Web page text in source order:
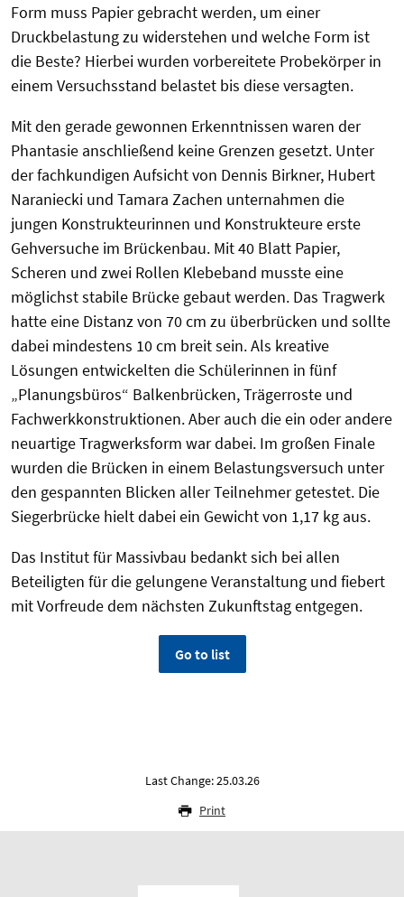
Form muss Papier gebracht werden, um einer
Druckbelastung zu widerstehen und welche Form ist
die Beste? Hierbei wurden vorbereitete Probekörper in
einem Versuchsstand belastet bis diese versagten.
Mit den gerade gewonnen Erkenntnissen waren der
Phantasie anschließend keine Grenzen gesetzt. Unter
der fachkundigen Aufsicht von Dennis Birkner, Hubert
Naraniecki und Tamara Zachen unternahmen die
jungen Konstrukteurinnen und Konstrukteure erste
Gehversuche im Brückenbau. Mit 40 Blatt Papier,
Scheren und zwei Rollen Klebeband musste eine
möglichst stabile Brücke gebaut werden. Das Tragwerk
hatte eine Distanz von 70 cm zu überbrücken und sollte
dabei mindestens 10 cm breit sein. Als kreative
Lösungen entwickelten die Schülerinnen in fünf
„Planungsbüros“ Balkenbrücken, Trägerroste und
Fachwerkkonstruktionen. Aber auch die ein oder andere
neuartige Tragwerksform war dabei. Im großen Finale
wurden die Brücken in einem Belastungsversuch unter
den gespannten Blicken aller Teilnehmer getestet. Die
Siegerbrücke hielt dabei ein Gewicht von 1,17 kg aus.
Das Institut für Massivbau bedankt sich bei allen
Beteiligten für die gelungene Veranstaltung und fiebert
mit Vorfreude dem nächsten Zukunftstag entgegen.
Go to list
Last Change: 25.03.26
Print